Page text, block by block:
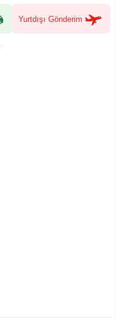
Yurtdışı Gönderim